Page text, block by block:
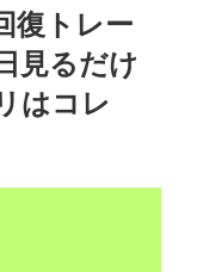
復トレー
見るだけ
はコレ